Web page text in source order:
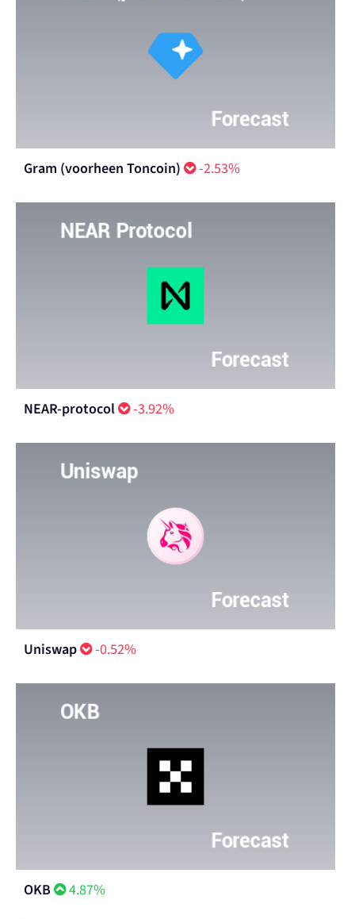
Gram (voorheen Toncoin) -2.53%
NEAR-protocol -3.92%
Uniswap -0.52%
OKB 4.87%